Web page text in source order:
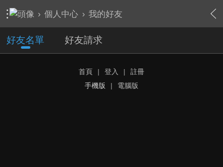
› 個人中心 › 我的好友
好友名單 好友請求
首頁 | 登入 |
註冊
手機版
| 電腦版